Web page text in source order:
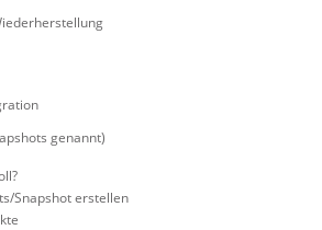
genannt)
Snapshot erstellen